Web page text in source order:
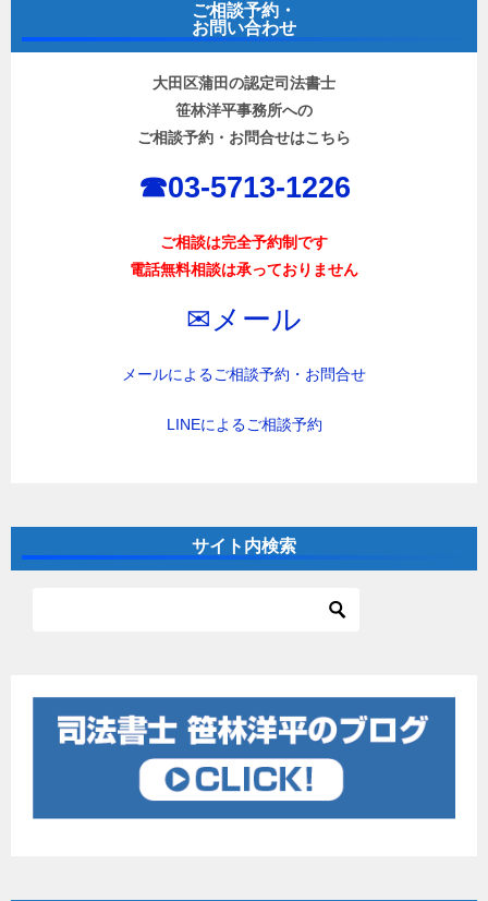
ご相談予約・
お問い合わせ
大田区蒲田の認定司法書士
笹林洋平事務所への
ご相談予約・お問合せはこちら
☎︎03-5713-1226
ご相談は完全予約制です
電話無料相談は承っておりません
✉︎メール
メールによるご相談予約・お問合せ
LINEによるご相談予約
サイト内検索